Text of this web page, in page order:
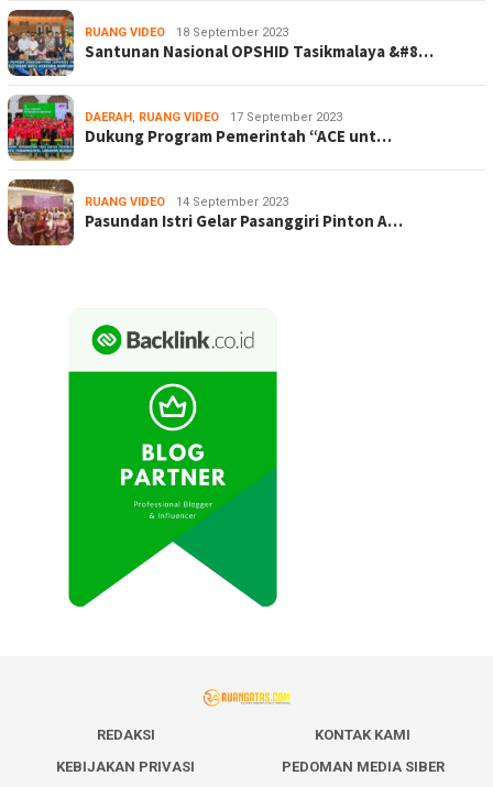
RUANG VIDEO 18 September 2023
Santunan Nasional OPSHID Tasikmalaya &#8…
DAERAH, RUANG VIDEO 17 September 2023
Dukung Program Pemerintah “ACE unt…
RUANG VIDEO 14 September 2023
Pasundan Istri Gelar Pasanggiri Pinton A…
REDAKSI
KONTAK KAMI
KEBIJAKAN PRIVASI
PEDOMAN MEDIA SIBER